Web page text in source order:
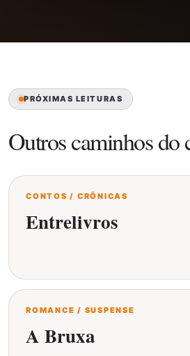
PRÓXIMAS LEITURAS
Outros caminhos do
CONTOS / CRÔNICAS
Entrelivros
ROMANCE / SUSPENSE
A Bruxa